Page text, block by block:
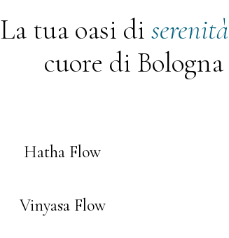
La tua oasi di serenità
cuore di Bologna
Hatha Flow
Vinyasa Flow